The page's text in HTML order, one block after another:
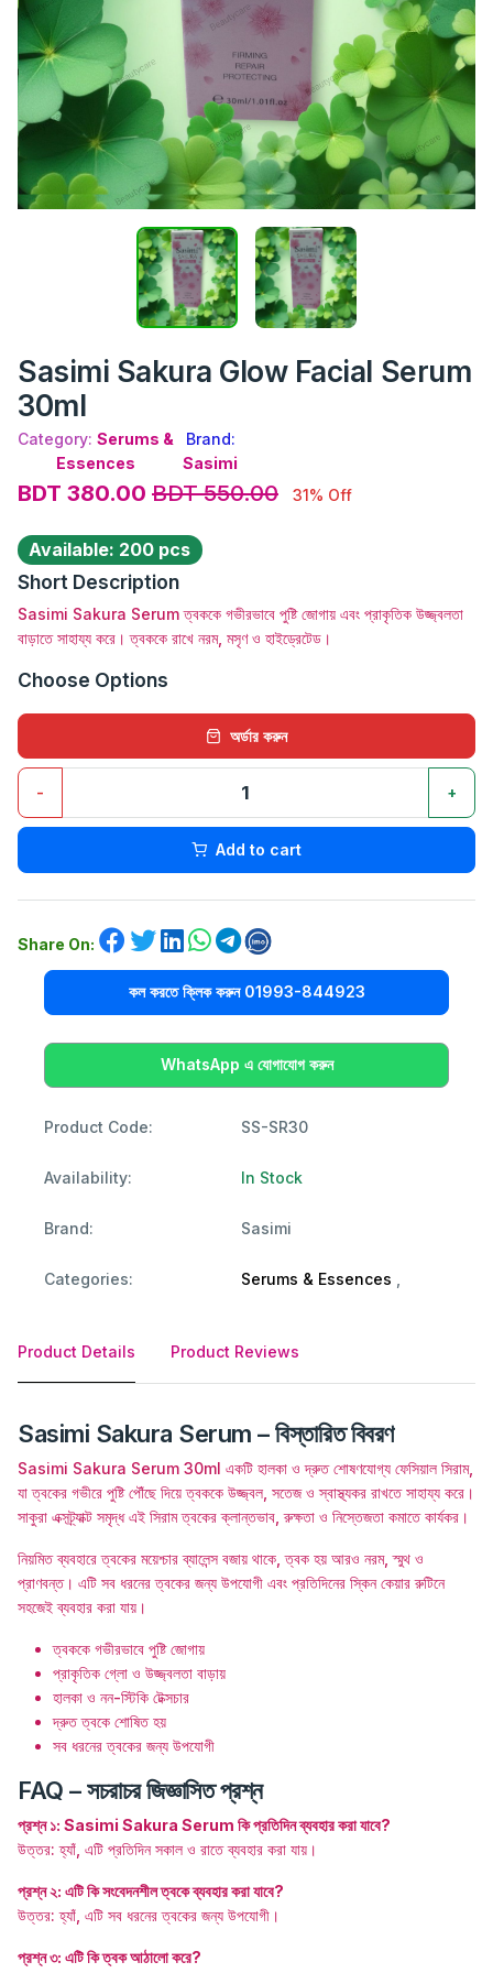
Sasimi Sakura Glow Facial Serum
30ml
Category:Serums &
Essences
Brand:
Sasimi
BDT 380.00 BDT 550.00 31% Off
Available: 200 pcs
Short Description
Sasimi Sakura Serum ত্বককে গভীরভাবে পুষ্টি জোগায় এবং প্রাকৃতিক উজ্জ্বলতা
বাড়াতে সাহায্য করে। ত্বককে রাখে নরম, মসৃণ ও হাইড্রেটেড।
Choose Options
অর্ডার করুন
- +
Add to cart
Share On:
কল করতে ক্লিক করুন 01993-844923
WhatsApp এ যোগাযোগ করুন
Product Code: SS-SR30
Availability: In Stock
Brand: Sasimi
Categories: Serums & Essences
Product Details Product Reviews
Sasimi Sakura Serum – বিস্তারিত বিবরণ
Sasimi Sakura Serum 30ml একটি হালকা ও দ্রুত শোষণযোগ্য ফেসিয়াল সিরাম,
যা ত্বকের গভীরে পুষ্টি পৌঁছে দিয়ে ত্বককে উজ্জ্বল, সতেজ ও স্বাস্থ্যকর রাখতে সাহায্য করে।
সাকুরা এক্সট্র্যাক্ট সমৃদ্ধ এই সিরাম ত্বকের ক্লান্তভাব, রুক্ষতা ও নিস্তেজতা কমাতে কার্যকর।
নিয়মিত ব্যবহারে ত্বকের ময়েশ্চার ব্যালেন্স বজায় থাকে, ত্বক হয় আরও নরম, স্মুথ ও
প্রাণবন্ত। এটি সব ধরনের ত্বকের জন্য উপযোগী এবং প্রতিদিনের স্কিন কেয়ার রুটিনে
সহজেই ব্যবহার করা যায়।
ত্বককে গভীরভাবে পুষ্টি জোগায়
প্রাকৃতিক গ্লো ও উজ্জ্বলতা বাড়ায়
হালকা ও নন-স্টিকি টেক্সচার
দ্রুত ত্বকে শোষিত হয়
সব ধরনের ত্বকের জন্য উপযোগী
FAQ – সচরাচর জিজ্ঞাসিত প্রশ্ন
প্রশ্ন ১: Sasimi Sakura Serum কি প্রতিদিন ব্যবহার করা যাবে?
উত্তর: হ্যাঁ, এটি প্রতিদিন সকাল ও রাতে ব্যবহার করা যায়।
প্রশ্ন ২: এটি কি সংবেদনশীল ত্বকে ব্যবহার করা যাবে?
উত্তর: হ্যাঁ, এটি সব ধরনের ত্বকের জন্য উপযোগী।
প্রশ্ন ৩: এটি কি ত্বক আঠালো করে?